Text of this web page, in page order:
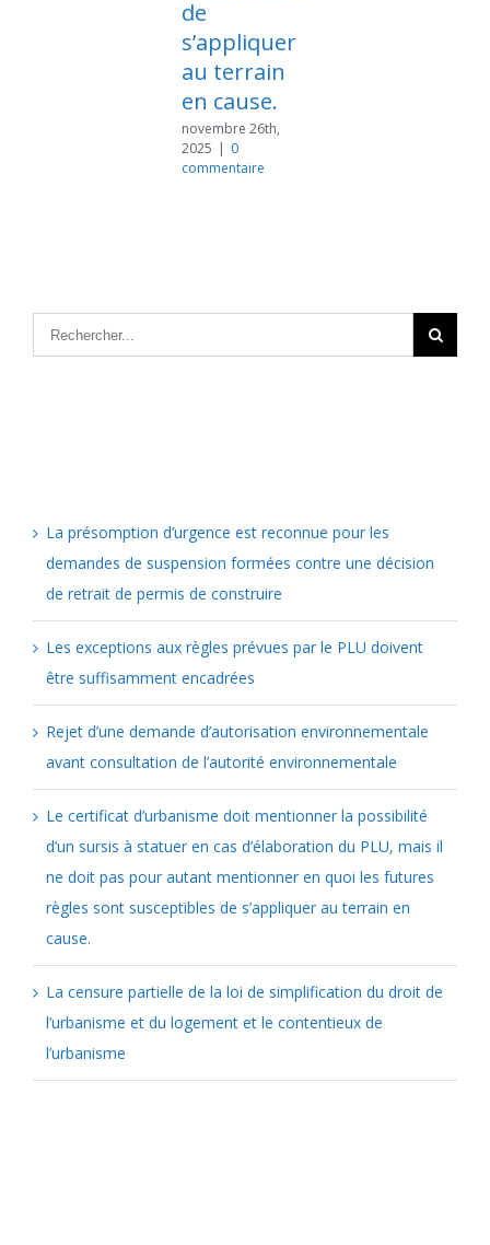
s’appliquer
au terrain
en cause.
novembre 26th,
0
commentaire
La présomption d’urgence est reconnue pour les
demandes de suspension formées contre une décision
de retrait de permis de construire
Les exceptions aux règles prévues par le PLU doivent
être suffisamment encadrées
Rejet d’une demande d’autorisation environnementale
avant consultation de l’autorité environnementale
Le certificat d’urbanisme doit mentionner la possibilité
d’un sursis à statuer en cas d’élaboration du PLU, mais il
ne doit pas pour autant mentionner en quoi les futures
règles sont susceptibles de s’appliquer au terrain en
cause.
La censure partielle de la loi de simplification du droit de
l’urbanisme et du logement et le contentieux de
l’urbanisme